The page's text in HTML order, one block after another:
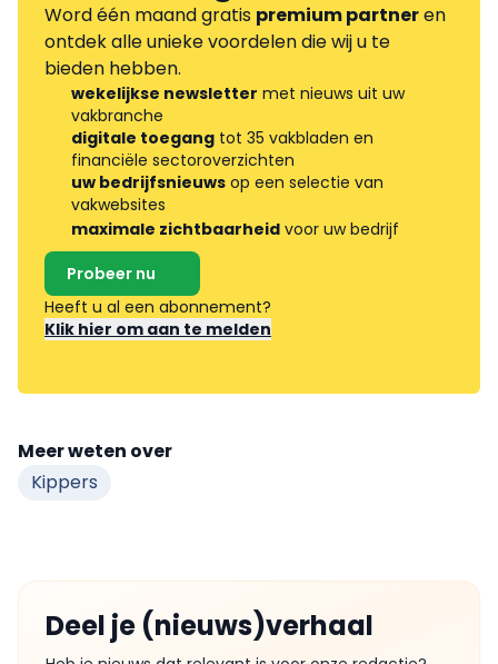
Word één maand gratis premium partneren
ontdek alle unieke voordelen die wij u te
bieden hebben.
wekelijkse newsletter met nieuws uit uw
vakbranche
digitale toegang tot 35 vakbladen en
financiële sectoroverzichten
uw bedrijfsnieuws op een selectie van
vakwebsites
maximale zichtbaarheid voor uw bedrijf
Probeer nu
Heeft u al een abonnement?
Klik hier om aan te melden
Meer weten over
Kippers
Deel je (nieuws)verhaal